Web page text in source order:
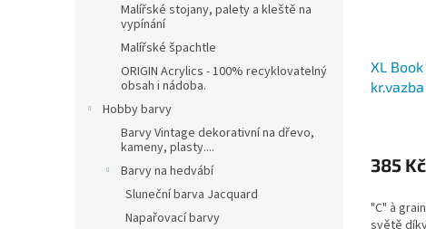
Malířské stojany, palety a kleště na
vypínání
Malířské špachtle
ORIGIN Acrylics - 100% recyklovatelný
obsah i nádoba.
Hobby barvy
Barvy Vintage dekorativní na dřevo,
kameny, plasty....
Barvy na hedvábí
Sluneční barva Jacquard
Napařovací barvy
XL
385 Kč
"C" à
světě